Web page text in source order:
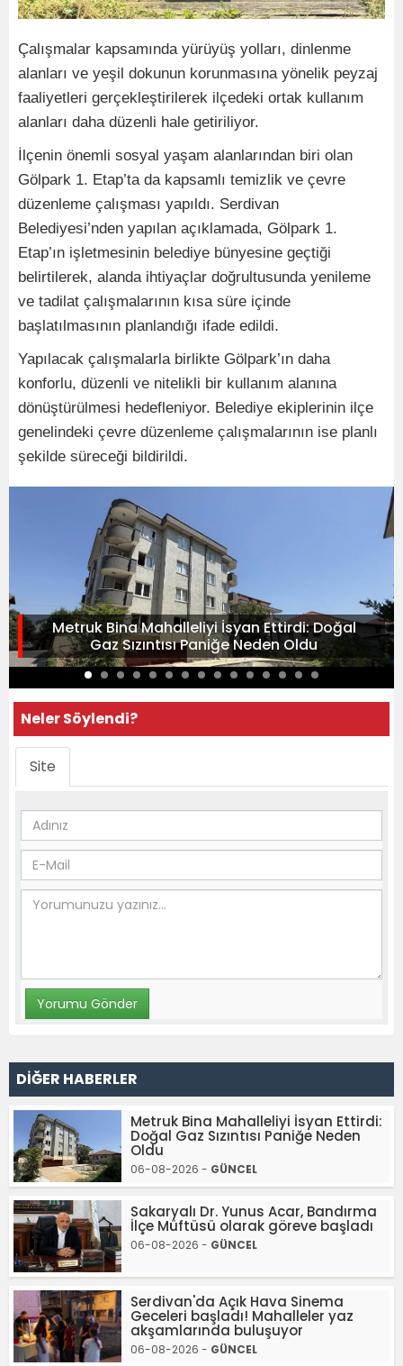
Çalışmalar kapsamında yürüyüş yolları, dinlenme
alanları ve yeşil dokunun korunmasına yönelik peyzaj
faaliyetleri gerçekleştirilerek ilçedeki ortak kullanım
alanları daha düzenli hale getiriliyor.
İlçenin önemli sosyal yaşam alanlarından biri olan
Gölpark 1. Etap’ta da kapsamlı temizlik ve çevre
düzenleme çalışması yapıldı. Serdivan
Belediyesi’nden yapılan açıklamada, Gölpark 1.
Etap’ın işletmesinin belediye bünyesine geçtiği
belirtilerek, alanda ihtiyaçlar doğrultusunda yenileme
ve tadilat çalışmalarının kısa süre içinde
başlatılmasının planlandığı ifade edildi.
Yapılacak çalışmalarla birlikte Gölpark’ın daha
konforlu, düzenli ve nitelikli bir kullanım alanına
dönüştürülmesi hedefleniyor. Belediye ekiplerinin ilçe
genelindeki çevre düzenleme çalışmalarının ise planlı
şekilde süreceği bildirildi.
Metruk Bina Mahalleliyi İsyan Ettirdi: Doğal
Gaz Sızıntısı Paniğe Neden Oldu
Neler Söylendi?
Site
DİĞER HABERLER
Metruk Bina Mahalleliyi İsyan Ettirdi:
Doğal Gaz Sızıntısı Paniğe Neden
Oldu
06-08-2026 - GÜNCEL
Sakaryalı Dr. Yunus Acar, Bandırma
İlçe Müftüsü olarak göreve başladı
06-08-2026 - GÜNCEL
Serdivan'da Açık Hava Sinema
Geceleri başladı! Mahalleler yaz
akşamlarında buluşuyor
06-08-2026 - GÜNCEL